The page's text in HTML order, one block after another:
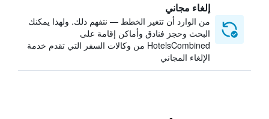
إلغاء مجاني
من الوارد أن تتغير الخطط — نتفهم ذلك. ولهذا يمكنك
البحث وحجز فنادق وأماكن إقامة على
HotelsCombined من وكالات السفر التي تقدم خدمة
الإلغاء المجاني